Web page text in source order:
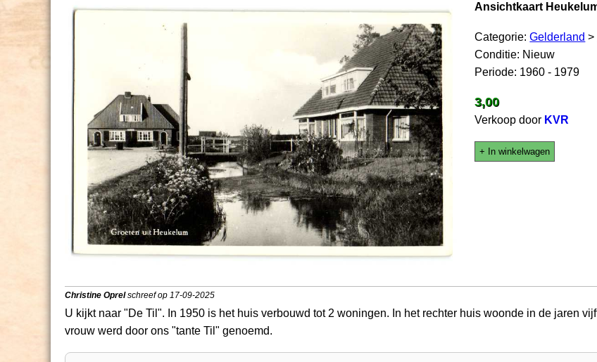
Ansichtkaart
Categorie:Gelderland >
Conditie: Nieuw
Periode: 1960 - 1979
3,00
Verkoop door KVR
+ In winkelwagen
Christine Oprelschreef op 17-09-2025
U kijkt naar "De Til". In 1950 is het huis verbouwd tot 2 woningen. In het rechter huis woonde in de jaren
vrouw werd door ons "tante Til" genoemd.